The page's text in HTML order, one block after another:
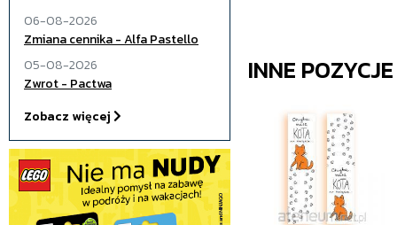
06-08-2026
Zmiana cennika - Alfa Pastello
05-08-2026
Zwrot - Pactwa
Zobacz więcej
INNE